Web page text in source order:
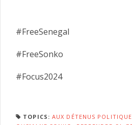
#FreeSenegal
#FreeSonko
#Focus2024
TOPICS: AUX DÉTENUS